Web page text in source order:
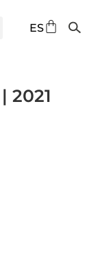
ES
EN
| 2021